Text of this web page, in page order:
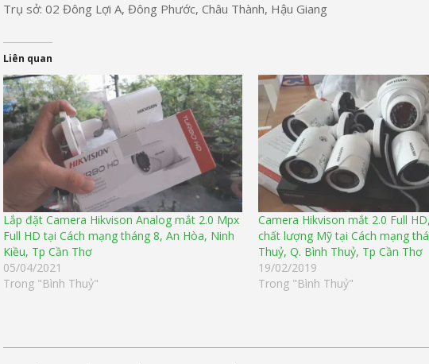
Trụ sở: 02 Đông Lợi A, Đông Phước, Châu Thành, Hậu Giang
Liên quan
Lắp đặt Camera Hikvison Analog mắt 2.0 Mpx
Full HD tại Cách mạng tháng 8, An Hòa, Ninh
Kiều, Tp Cần Thơ
05/04/2021
Trong "Bình Thuỷ"
Camera Hikvison mắt 2.0 Full
chất lượng Mỹ tại Cách mạng
Thuỷ, Q. Bình Thuỷ, Tp Cần Thơ
19/02/2019
Trong "Bình Thuỷ"